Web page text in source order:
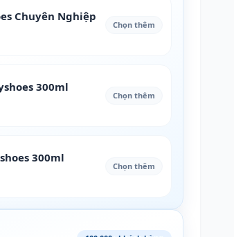
Chuyên Nghiệp
Chọn thêm
300ml
Chọn thêm
300ml
Chọn thêm